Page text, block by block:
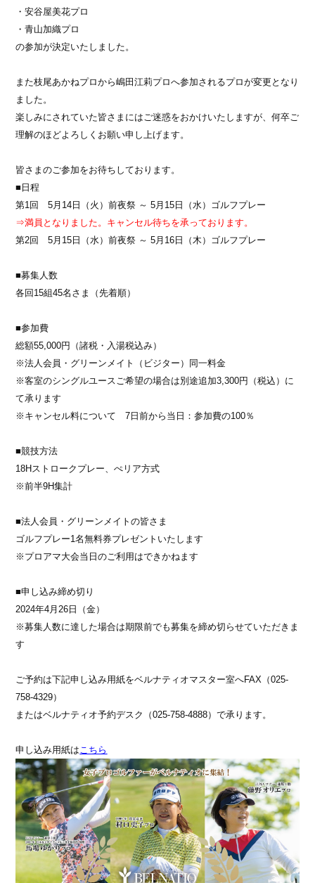
・安谷屋美花プロ
・青山加織プロ
の参加が決定いたしました。
また枝尾あかねプロから嶋田江莉プロへ参加されるプロが変更となり
ました。
楽しみにされていた皆さまにはご迷惑をおかけいたしますが、何卒ご
理解のほどよろしくお願い申し上げます。
皆さまのご参加をお待ちしております。
■日程
第1回 5月14日（火）前夜祭 ～ 5月15日（水）ゴルフプレー
⇒満員となりました。キャンセル待ちを承っております。
第2回 5月15日（水）前夜祭 ～ 5月16日（木）ゴルフプレー
■募集人数
各回15組45名さま（先着順）
■参加費
総額55,000円（諸税・入湯税込み）
※法人会員・グリーンメイト（ビジター）同一料金
※客室のシングルユースご希望の場合は別途追加3,300円（税込）に
て承ります
※キャンセル料について 7日前から当日：参加費の100％
■競技方法
18Hストロークプレー、ぺリア方式
※前半9H集計
■法人会員・グリーンメイトの皆さま
ゴルフプレー1名無料券プレゼントいたします
※プロアマ大会当日のご利用はできかねます
■申し込み締め切り
2024年4月26日（金）
※募集人数に達した場合は期限前でも募集を締め切らせていただきま
す
ご予約は下記申し込み用紙をベルナティオマスター室へFAX（025-
758-4329）
またはベルナティオ予約デスク（025-758-4888）で承ります。
申し込み用紙は こちら